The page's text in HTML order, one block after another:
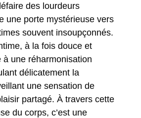
des lourdeurs
une porte mystérieuse vers
souvent insoupçonnés.
à la fois douce et
à une réharmonisation
délicatement la
une sensation de
partagé. À travers cette
du corps, c’est une